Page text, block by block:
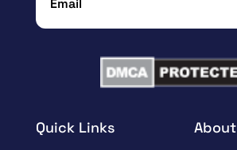
Quick Links About